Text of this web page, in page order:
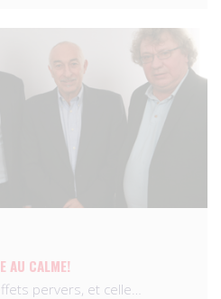
AU CALME!
pervers, et celle…